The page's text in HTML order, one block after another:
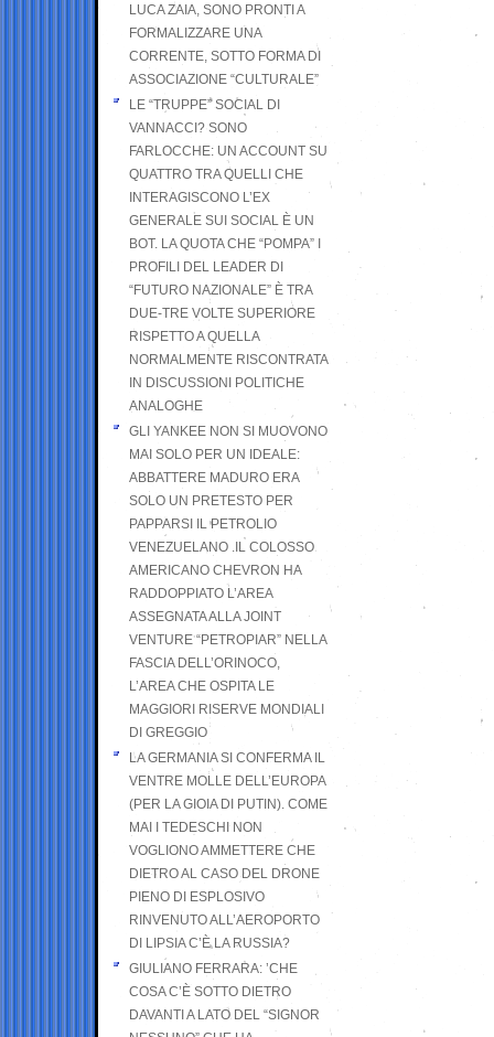
LUCA ZAIA, SONO PRONTI A
FORMALIZZARE UNA
CORRENTE, SOTTO FORMA DI
ASSOCIAZIONE “CULTURALE”
LE “TRUPPE” SOCIAL DI
VANNACCI? SONO
FARLOCCHE: UN ACCOUNT SU
QUATTRO TRA QUELLI CHE
INTERAGISCONO L’EX
GENERALE SUI SOCIAL È UN
BOT. LA QUOTA CHE “POMPA” I
PROFILI DEL LEADER DI
“FUTURO NAZIONALE” È TRA
DUE-TRE VOLTE SUPERIORE
RISPETTO A QUELLA
NORMALMENTE RISCONTRATA
IN DISCUSSIONI POLITICHE
ANALOGHE
GLI YANKEE NON SI MUOVONO
MAI SOLO PER UN IDEALE:
ABBATTERE MADURO ERA
SOLO UN PRETESTO PER
PAPPARSI IL PETROLIO
VENEZUELANO .IL COLOSSO
AMERICANO CHEVRON HA
RADDOPPIATO L’AREA
ASSEGNATA ALLA JOINT
VENTURE “PETROPIAR” NELLA
FASCIA DELL’ORINOCO,
L’AREA CHE OSPITA LE
MAGGIORI RISERVE MONDIALI
DI GREGGIO
LA GERMANIA SI CONFERMA IL
VENTRE MOLLE DELL’EUROPA
(PER LA GIOIA DI PUTIN). COME
MAI I TEDESCHI NON
VOGLIONO AMMETTERE CHE
DIETRO AL CASO DEL DRONE
PIENO DI ESPLOSIVO
RINVENUTO ALL’AEROPORTO
DI LIPSIA C’È LA RUSSIA?
GIULIANO FERRARA: ’CHE
COSA C’È SOTTO DIETRO
DAVANTI A LATO DEL “SIGNOR